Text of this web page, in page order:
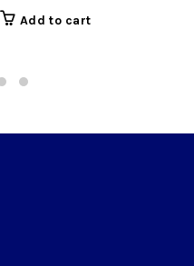
Add to cart